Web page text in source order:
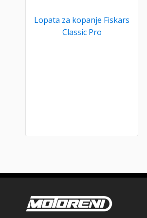
Lopata za kopanje Fiskars
Classic Pro